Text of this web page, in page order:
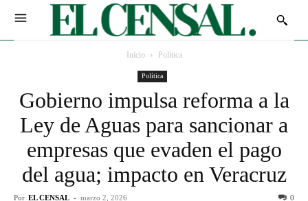
Inicio Política
Política
Gobierno impulsa reforma a la
Ley de Aguas para sancionar a
empresas que evaden el pago
del agua; impacto en Veracruz
Por EL CENSAL - marzo 2, 2026 0